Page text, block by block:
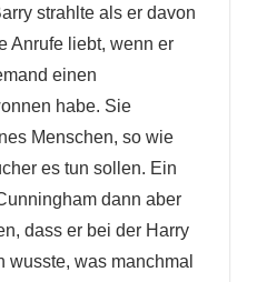
strahlte als er davon
Anrufe liebt, wenn er
einen
habe. Sie
Menschen, so wie
es tun sollen. Ein
dann aber
dass er bei der Harry
wusste, was manchmal